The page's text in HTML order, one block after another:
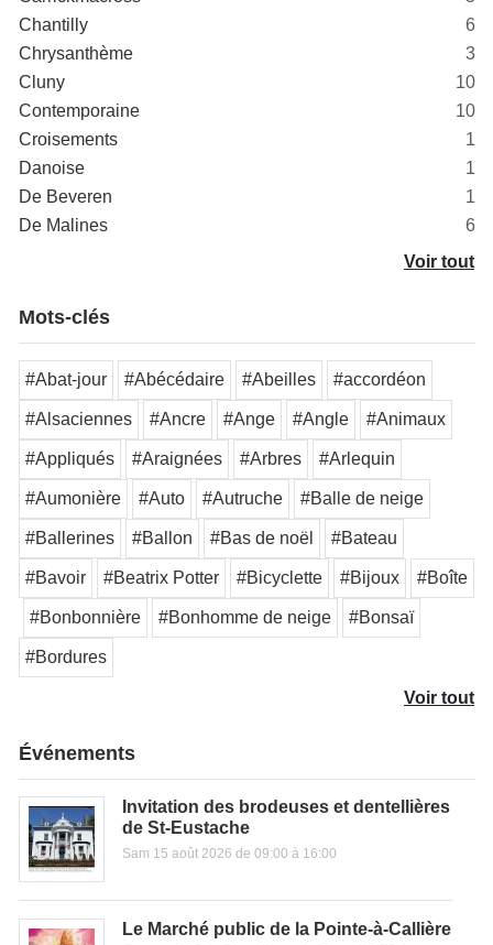
Chantilly
6
Chrysanthème
3
Cluny
10
Contemporaine
10
Croisements
1
Danoise
1
De Beveren
1
De Malines
6
Voir tout
Mots-clés
#Abat-jour #Abécédaire #Abeilles #accordéon
#Alsaciennes #Ancre #Ange #Angle #Animaux
#Appliqués #Araignées #Arbres #Arlequin
#Aumonière #Auto #Autruche #Balle de neige
#Ballerines #Ballon #Bas de noël #Bateau
#Bavoir #Beatrix Potter #Bicyclette #Bijoux #Boîte
#Bonbonnière #Bonhomme de neige #Bonsaï
#Bordures
Voir tout
Événements
Invitation des brodeuses et dentellières
de St-Eustache
Sam 15 août 2026 de 09:00 à 16:00
Le Marché public de la Pointe-à-Callière